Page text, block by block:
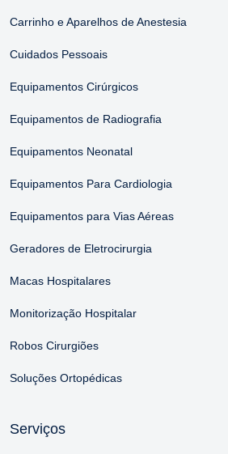
Carrinho e Aparelhos de Anestesia
Cuidados Pessoais
Equipamentos Cirúrgicos
Equipamentos de Radiografia
Equipamentos Neonatal
Equipamentos Para Cardiologia
Equipamentos para Vias Aéreas
Geradores de Eletrocirurgia
Macas Hospitalares
Monitorização Hospitalar
Robos Cirurgiões
Soluções Ortopédicas
Serviços